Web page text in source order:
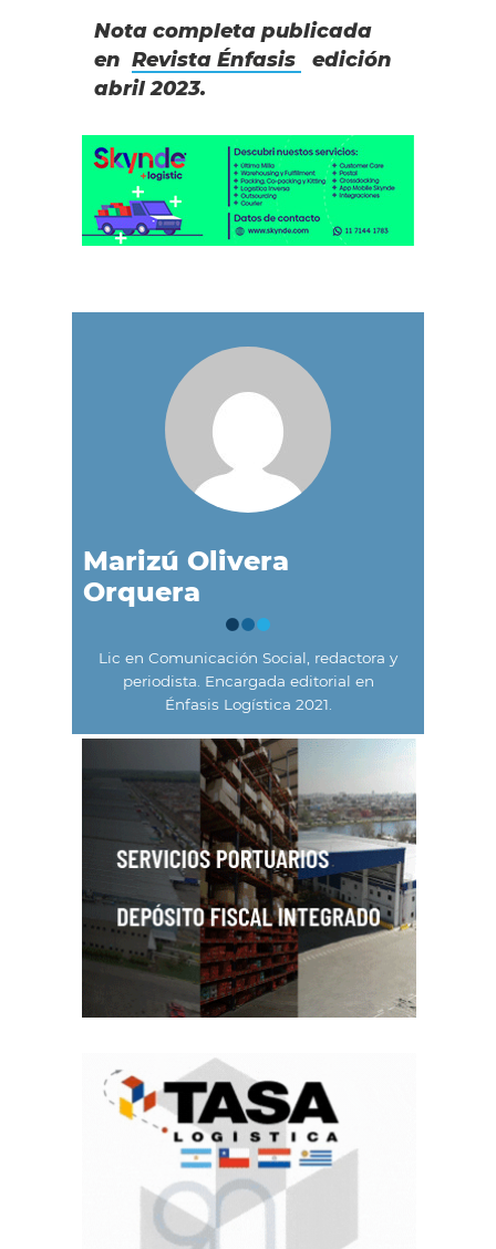
Nota completa publicada
en Revista Énfasis
edición
abril 2023.
Marizú Olivera
Orquera
Lic en Comunicación Social, redactora y
periodista. Encargada editorial en
Énfasis Logística 2021.